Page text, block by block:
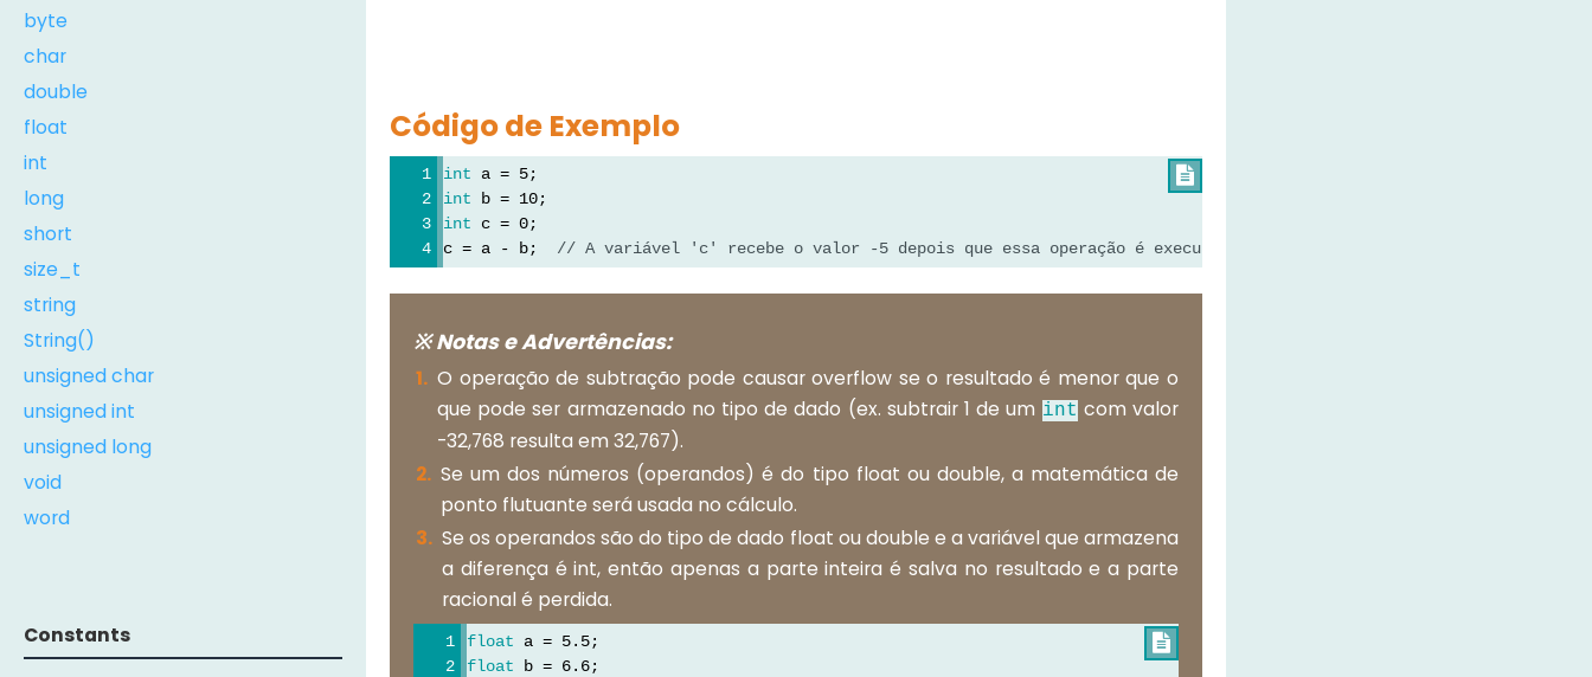
byte
char
double
float
int
long
short
size_t
string
String()
unsigned char
unsigned int
unsigned long
void
word
Constants
Código de Exemplo

int a = 5;
int b = 10;
int c = 0;
c = a - b; // A variável 'c' recebe o valor -5 depois que essa operação é executada
※ Notas e Advertências:
O operação de subtração pode causar overflow se o resultado é menor que o
que pode ser armazenado no tipo de dado (ex. subtrair 1 de um intcom valor
-32,768 resulta em 32,767).
Se um dos números (operandos) é do tipo float ou double, a matemática de
ponto flutuante será usada no cálculo.
Se os operandos são do tipo de dado float ou double e a variável que armazena
a diferença é int, então apenas a parte inteira é salva no resultado e a parte
racional é perdida.

float a = 5.5;
float b = 6.6;